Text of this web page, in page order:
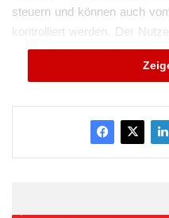
steuern und können auch
kontrolliert werden. Der
seiner Heizung auf dem
Technik können innovative
Heizungen auch online aus